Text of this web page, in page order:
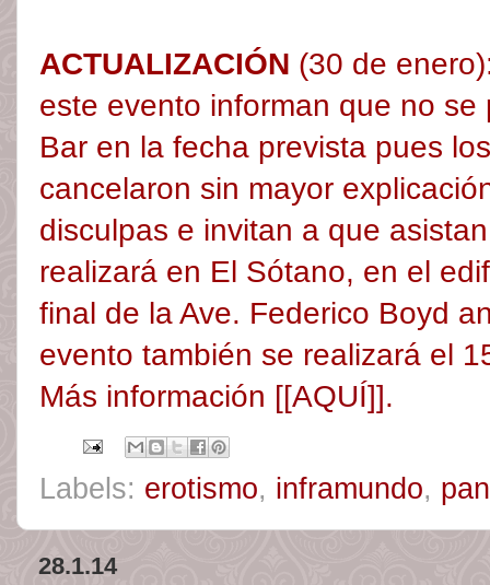
ACTUALIZACIÓN (30 de
este evento informan que no se
Bar en la fecha prevista pues
cancelaron sin mayor
disculpas e invitan a que
realizará en El Sótano, en el
final de la Ave. Federico Boyd
evento también se realizará el
Más información [[AQUÍ]].
Labels: erotismo, inframundo,
28.1.14